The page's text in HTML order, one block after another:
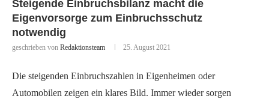
Steigende Einbruchsbilanz macht die
Eigenvorsorge zum Einbruchsschutz
notwendig
geschrieben von Redaktionsteam 25. August 2021
Die steigenden Einbruchszahlen in Eigenheimen oder
Automobilen zeigen ein klares Bild. Immer wieder sorgen